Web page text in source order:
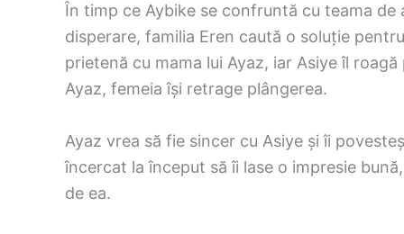
În timp ce Aybike se confruntă cu teama
disperare, familia Eren caută o soluție
prietenă cu mama lui Ayaz, iar Asiye îl
Ayaz, femeia își retrage plângerea.
Ayaz vrea să fie sincer cu Asiye și îi
încercat la început să îi lase o impresie
de ea.